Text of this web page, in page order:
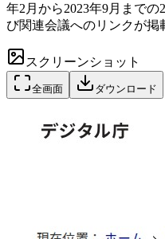
年2月から2023年9月まで
び関連会議へのリンクが掲
スクリーンショット
全画面 ダウンロード